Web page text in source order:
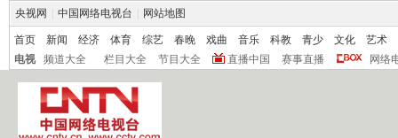
央视网 中国网络电视台 网站地图
首页 新闻 经济 体育 综艺 春晚 戏曲 音乐 科教 青少 文化
艺术
电视
频道大全 栏目大全 节目大全 直播中国 赛事直播 网络